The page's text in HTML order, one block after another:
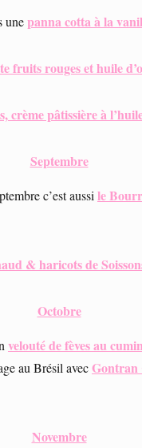
unepanna cotta à la
fruits rouges et huile
crème pâtissière à
Septembre
c’est aussi le
& haricots de
Octobre
velouté de fèves au
au Brésil avecGontran
Novembre